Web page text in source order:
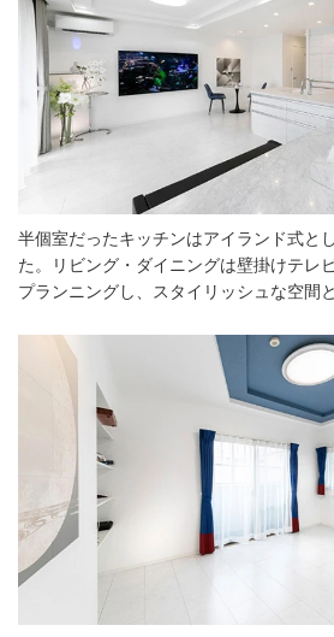
半個室だったキッチンはアイランド式と
た。リビング・ダイニングは壁掛けテレ
プランニングし、スタイリッシュな空間